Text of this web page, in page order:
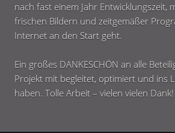
nach fast einem Jahr Entwicklungszeit,
frischen Bildern und zeitgemäßer
Internet an den Start geht.
Ein großes DANKESCHÖN an alle
Projekt mit begleitet, optimiert und ins
haben. Tolle Arbeit – vielen vielen Dank!